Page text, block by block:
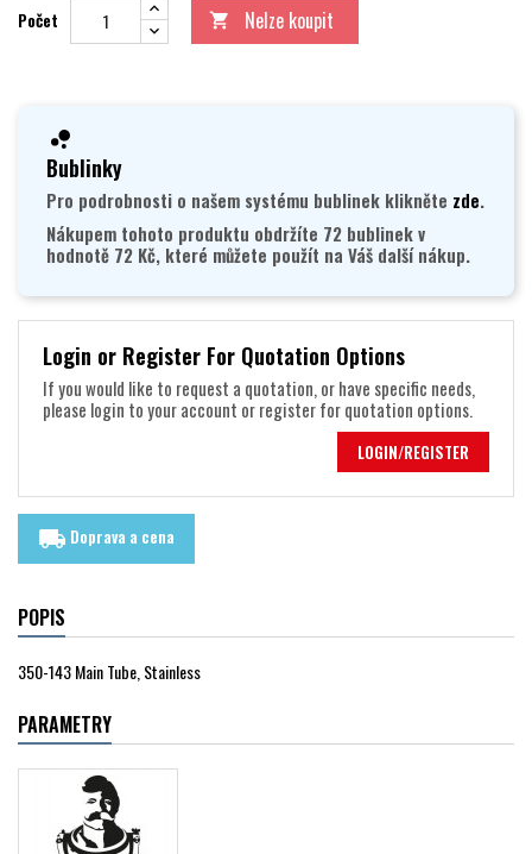
Počet  Nelze koupit
Bublinky
Pro podrobnosti o našem systému bublinek klikněte zde.
Nákupem tohoto produktu obdržíte 72 bublinek v
hodnotě 72 Kč, které můžete použít na Váš další nákup.
Login or Register For Quotation Options
If you would like to request a quotation, or have specific needs,
please login to your account or register for quotation options.
LOGIN/REGISTER
local_shipping Doprava a cena
POPIS
350-143 Main Tube, Stainless
PARAMETRY